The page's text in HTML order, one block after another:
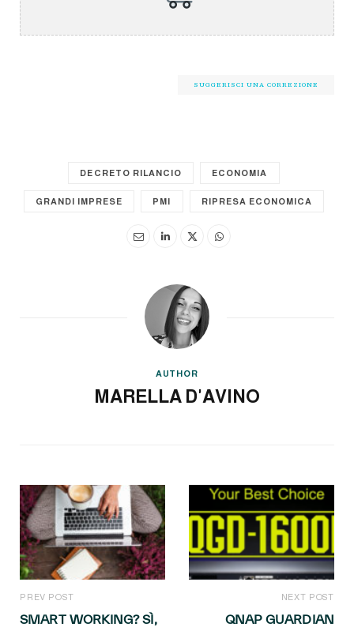
SUGGERISCI UNA CORREZIONE
DECRETO RILANCIO ECONOMIA
GRANDI IMPRESE PMI RIPRESA ECONOMICA
AUTHOR
MARELLA D'AVINO
PREV POST
SMART WORKING? SÌ,
NEXT POST
QNAP GUARDIAN